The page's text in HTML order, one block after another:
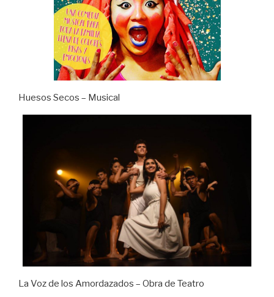
Huesos Secos – Musical
La Voz de los Amordazados – Obra de Teatro